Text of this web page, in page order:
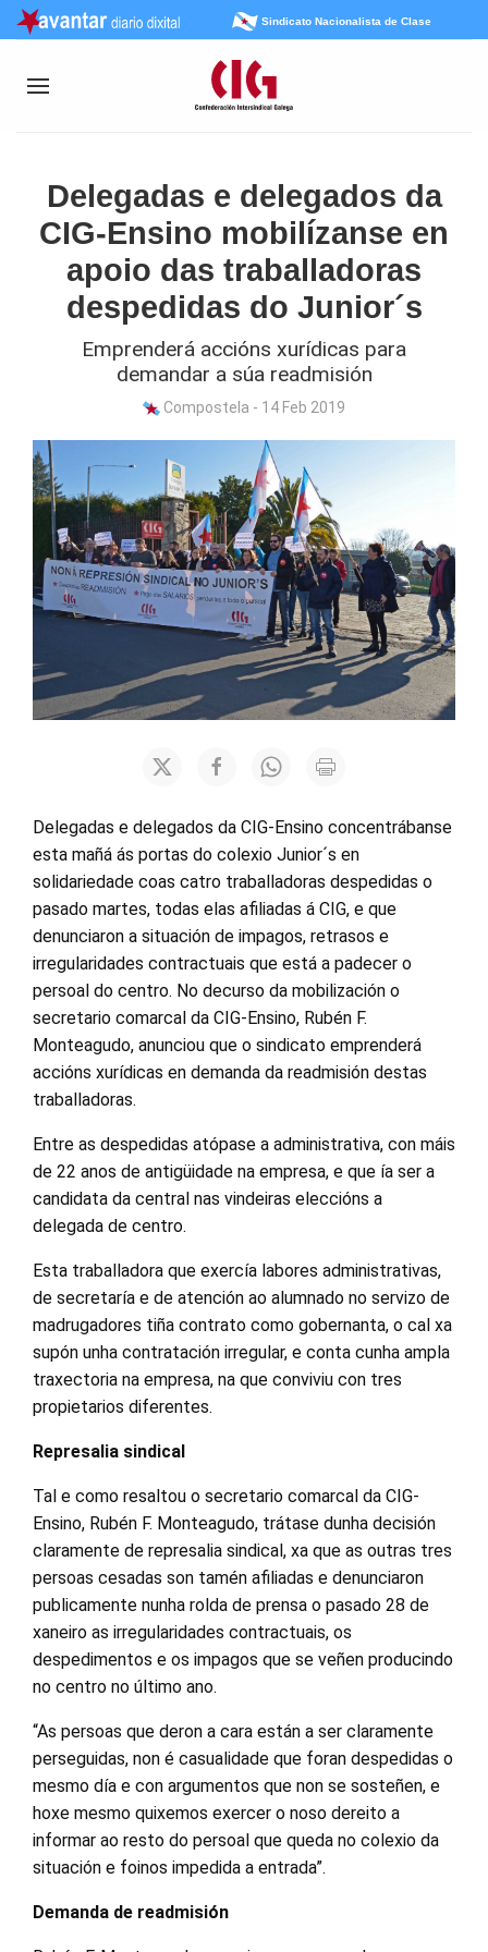
Sindicato Nacionalista de Clase
Delegadas e delegados da
CIG-Ensino mobilízanse en
apoio das traballadoras
despedidas do Junior´s
Emprenderá accións xurídicas para
demandar a súa readmisión
Compostela - 14 Feb 2019
Delegadas e delegados da CIG-Ensino concentrábanse
esta mañá ás portas do colexio Junior´s en
solidariedade coas catro traballadoras despedidas o
pasado martes, todas elas afiliadas á CIG, e que
denunciaron a situación de impagos, retrasos e
irregularidades contractuais que está a padecer o
persoal do centro. No decurso da mobilización o
secretario comarcal da CIG-Ensino, Rubén F.
Monteagudo, anunciou que o sindicato emprenderá
accións xurídicas en demanda da readmisión destas
traballadoras.
Entre as despedidas atópase a administrativa, con máis
de 22 anos de antigüidade na empresa, e que ía ser a
candidata da central nas vindeiras eleccións a
delegada de centro.
Esta traballadora que exercía labores administrativas,
de secretaría e de atención ao alumnado no servizo de
madrugadores tiña contrato como gobernanta, o cal xa
supón unha contratación irregular, e conta cunha ampla
traxectoria na empresa, na que conviviu con tres
propietarios diferentes.
Represalia sindical
Tal e como resaltou o secretario comarcal da CIG-
Ensino, Rubén F. Monteagudo, trátase dunha decisión
claramente de represalia sindical, xa que as outras tres
persoas cesadas son tamén afiliadas e denunciaron
publicamente nunha rolda de prensa o pasado 28 de
xaneiro as irregularidades contractuais, os
despedimentos e os impagos que se veñen producindo
no centro no último ano.
“As persoas que deron a cara están a ser claramente
perseguidas, non é casualidade que foran despedidas o
mesmo día e con argumentos que non se sosteñen, e
hoxe mesmo quixemos exercer o noso dereito a
informar ao resto do persoal que queda no colexio da
situación e foinos impedida a entrada”.
Demanda de readmisión